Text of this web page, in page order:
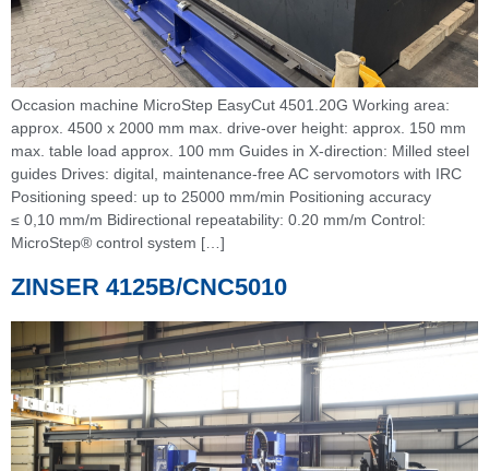
Occasion machine MicroStep EasyCut 4501.20G Working area:
approx. 4500 x 2000 mm max. drive-over height: approx. 150 mm
max. table load approx. 100 mm Guides in X-direction: Milled steel
guides Drives: digital, maintenance-free AC servomotors with IRC
Positioning speed: up to 25000 mm/min Positioning accuracy
≤ 0,10 mm/m Bidirectional repeatability: 0.20 mm/m Control:
MicroStep® control system […]
ZINSER 4125B/CNC5010